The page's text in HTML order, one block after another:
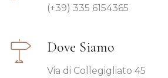
(+39) 335 6154365
Dove Siamo
Via di Collegigliato 45